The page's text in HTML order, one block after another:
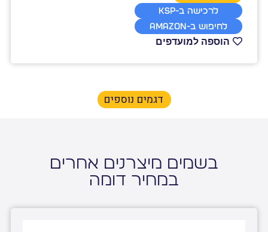
לחיפוש ב-Amazon
לרכישה ב-KSP
הוספה למועדפים
דגמים נוספים
בשמים מיצרנים אחרים
במחיר דומה